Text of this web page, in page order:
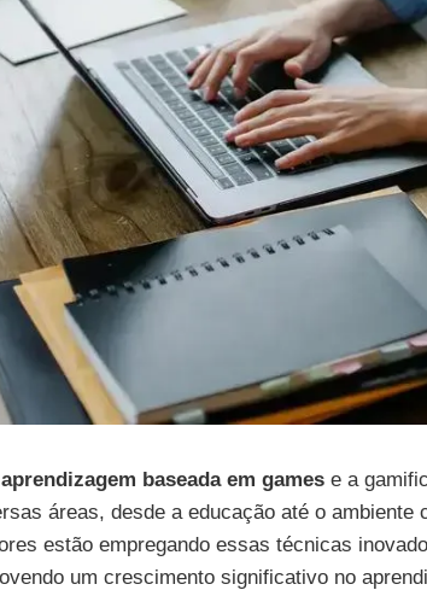
aprendizagem baseada em games e a
áreas, desde a educação até o
estão empregando essas técnicas
um crescimento significativo no